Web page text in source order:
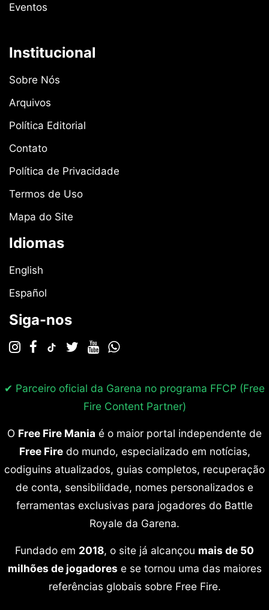
Eventos
Institucional
Sobre Nós
Arquivos
Política Editorial
Contato
Política de Privacidade
Termos de Uso
Mapa do Site
Idiomas
English
Español
Siga-nos
✔ Parceiro oficial da Garena no programa FFCP (Free
Fire Content Partner)
O Free Fire Mania é o maior portal independente de
Free Firedo mundo, especializado em notícias,
codiguins atualizados, guias completos, recuperação
de conta, sensibilidade, nomes personalizados e
ferramentas exclusivas para jogadores do Battle
Royale da Garena.
Fundado em 2018, o site já alcançou mais de 50
milhões de jogadores e se tornou uma das maiores
referências globais sobre Free Fire.